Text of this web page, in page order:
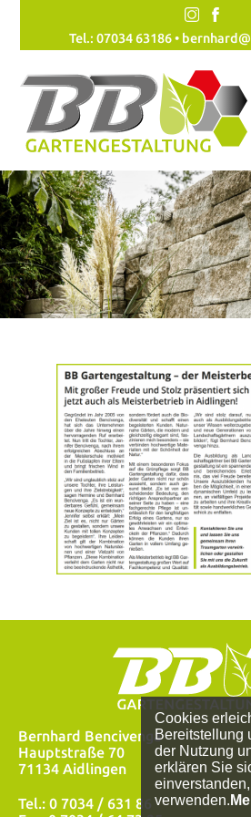
Cookies
Bereitstellung
der Nutzung
erklären Sie
verwenden.
Tel.: 07034 63186 •
Bernhard Bencivenga
Hauptstraße 70
71134 Aidlingen
Tel.: 0 7034 / 631 86